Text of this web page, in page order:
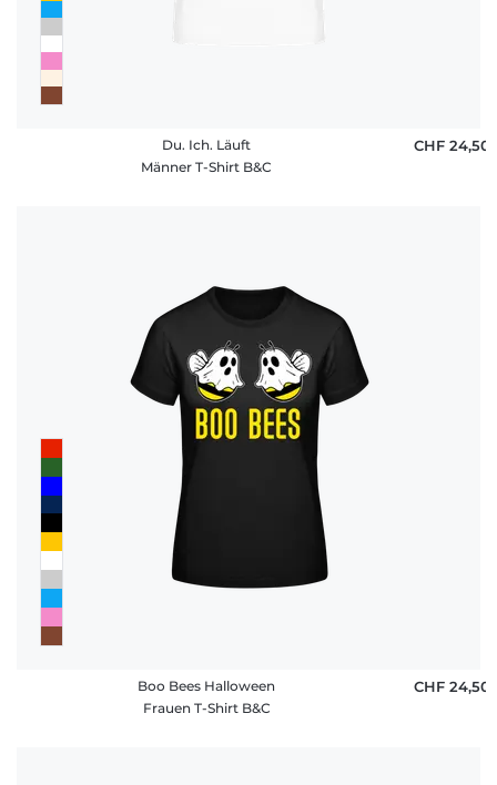
Du. Ich. Läuft
Männer T-Shirt B&C
CHF 24,50
Boo Bees Halloween
Frauen T-Shirt B&C
CHF 24,50